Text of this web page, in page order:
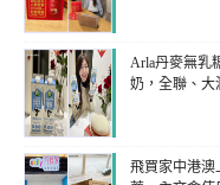
Arla丹麥無乳
奶，全聯、大
飛買家中港澳